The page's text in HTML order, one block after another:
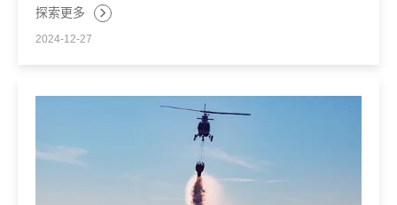
公开了一个大计划——基于AI-RAN架构重塑移动通信网
探索更多
2024-12-27